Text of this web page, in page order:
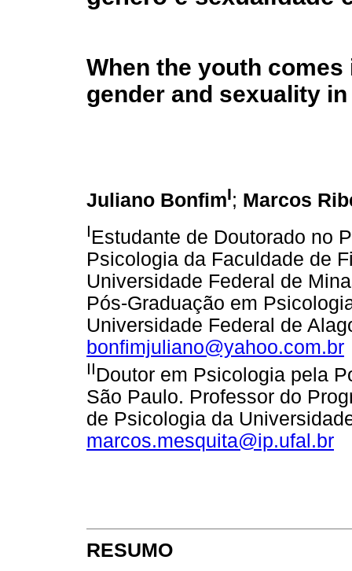
When the youth
gender and sexuality
Juliano BonfimI; Marcos
IEstudante de Doutorado no
Psicologia da Faculdade de
Universidade Federal de
Pós-Graduação em
Universidade Federal de
bonfimjuliano@yahoo.com.br
IIDoutor em Psicologia pela
São Paulo. Professor do
de Psicologia da
marcos.mesquita@ip.ufal.br
RESUMO